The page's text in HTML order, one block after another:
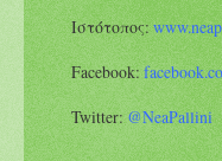
Ιστότοπος:
Facebook:
Twitter:@NeaPallini